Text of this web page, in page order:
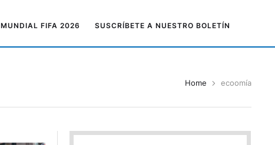
MUNDIAL FIFA 2026 SUSCRÍBETE A NUESTRO BOLETÍN
Home ecoomía